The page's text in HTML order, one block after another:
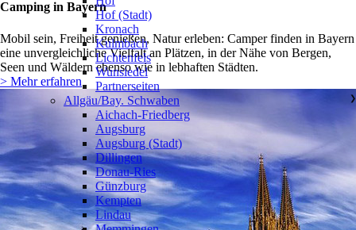
Camping in Bayern
Mobil sein, Freiheit genießen, Natur erleben: Camper finden in Bayern
eine unvergleichliche Vielfalt an Plätzen, in der Nähe von Bergen,
Seen und Wäldern ebenso wie in lebhaften Städten.
> Mehr erfahren
Hof (Stadt)
Kronach
Kulmbach
Lichtenfels
Wunsiedel
Partnerseiten
Allgäu/Bay. Schwaben
❯
Aichach-Friedberg
Augsburg
Augsburg (Stadt)
Dillingen
Donau-Ries
Günzburg
Kempten
Lindau